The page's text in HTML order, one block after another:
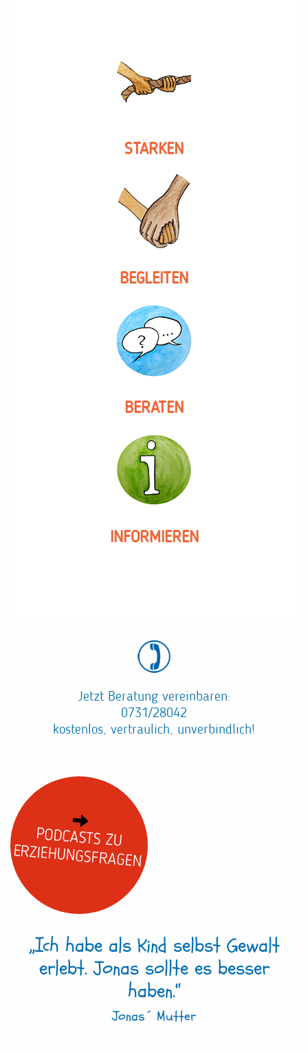
STÄRKEN
BEGLEITEN
BERATEN
INFORMIEREN
Jetzt Beratung vereinbaren:
0731/28042
kostenlos, vertraulich, unverbindlich!
PODCASTS ZU
ERZIEHUNGSFRAGEN
„Ich habe als Kind selbst Gewalt
erlebt. Jonas sollte es besser
haben.“
Jonas´ Mutter